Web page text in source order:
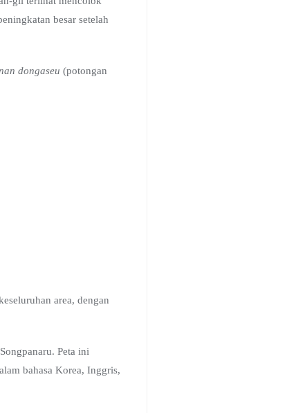
besar setelah
dongaseu (potongan
area, dengan
Peta ini
bahasa Korea, Inggris,